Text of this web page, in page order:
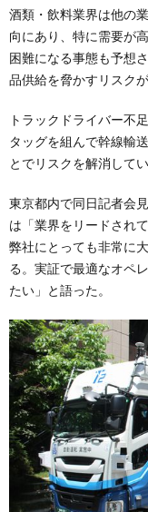
酒類・飲料業界は他の
向にあり、特に需要が
困難になる事態も予想
品供給を脅かすリスク
トラックドライバー不
タッグを組んで幹線輸
とでリスクを解消して
東京都内で同日記者会
は「業界をリードされ
弊社にとっても非常に
る。実証で最適なオペ
たい」と語った。